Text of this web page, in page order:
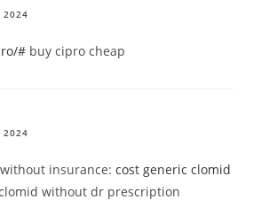
2024
# buy cipro cheap
2024
insurance:cost generic clomid
without dr prescription